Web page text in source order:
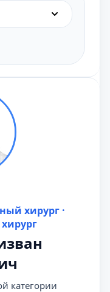
хирург ·
категории